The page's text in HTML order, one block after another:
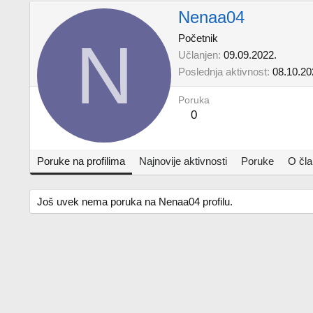
N
Nenaa04
Početnik
Učlanjen 09.09.2022.
Poslednja aktivnost
Poruka
0
Poruke na profilima Najnovije aktivnosti Poruke O
Još uvek nema poruka na Nenaa04 profilu.